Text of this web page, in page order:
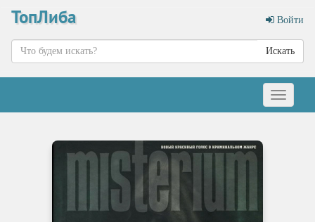
ТопЛиба Войти
Искать
Меню